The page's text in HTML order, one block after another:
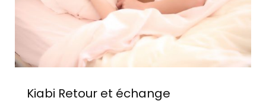
Kiabi Retour et échange